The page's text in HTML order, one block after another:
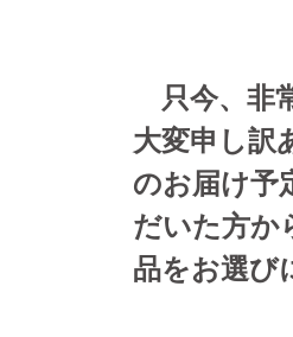
只今、非
大変申し訳
のお届け予
だいた方か
品をお選び